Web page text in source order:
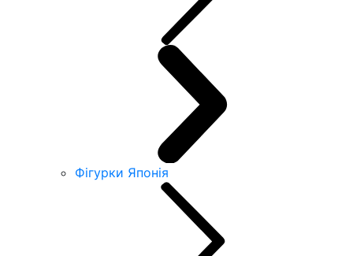
Фігурки Японія